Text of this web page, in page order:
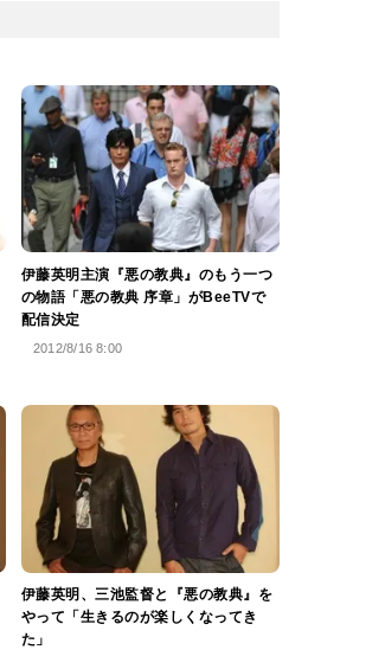
伊藤英明主演『悪の教典』のもう一つ
の物語「悪の教典 序章」がBeeTVで
配信決定
2012/8/16 8:00
伊藤英明、三池監督と『悪の教典』を
やって「生きるのが楽しくなってき
た」